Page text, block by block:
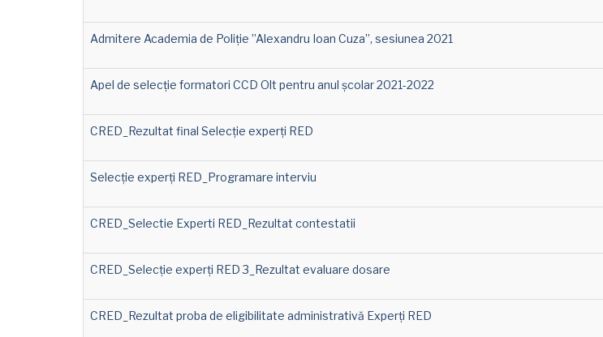
Admitere Academia de Poliție ”Alexandru Ioan Cuza”, sesiunea 2021
Apel de selecție formatori CCD Olt pentru anul școlar 2021-2022
CRED_Rezultat final Selecție experți RED
Selecție experți RED_Programare interviu
CRED_Selectie Experti RED_Rezultat contestatii
CRED_Selecție experți RED 3_Rezultat evaluare dosare
CRED_Rezultat proba de eligibilitate administrativă Experți RED